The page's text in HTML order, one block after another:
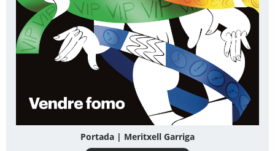
Portada | Meritxell Garriga